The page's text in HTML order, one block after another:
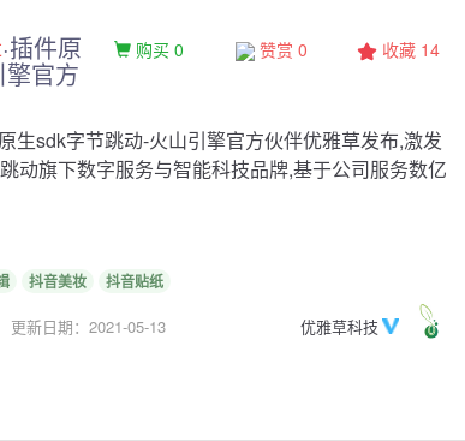
·插件原
官方
收藏 14
赞赏 0
购买 0
生sdk字节跳动-火山引擎官方伙伴优雅草发布,激发
动旗下数字服务与智能科技品牌,基于公司服务数亿
抖音美妆 抖音贴纸
更新日期：2021-05-13 优雅草科技